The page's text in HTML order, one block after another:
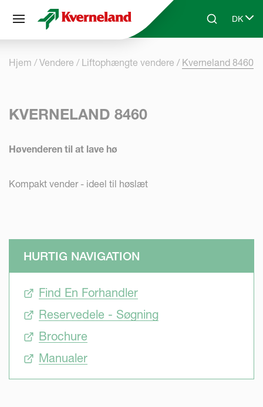
Skip to main contentSearchDK
Select
Hjem Vendere Liftophængte vendere Kverneland 8460
KVERNELAND 8460
Høvenderen til at lave hø
Kompakt vender - ideel til høslæt
HURTIG NAVIGATION
Find En Forhandler
Reservedele - Søgning
Brochure
Manualer
CCookie-styringspanel